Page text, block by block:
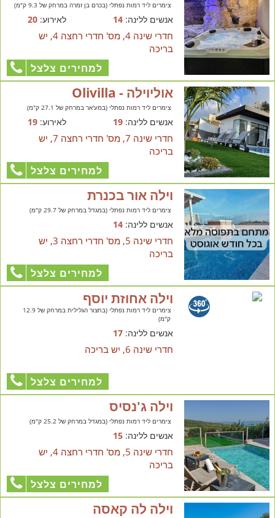
צימרים ליד רמות נפתלי (בכרם בן זמרה במרחק של 9.3 ק"מ)
אנשים ללינה:14 לאירוע:20
חדרי שינה 4, מס' חדרי רחצה 4, יש
בריכה
למחירים צלצל
אוליוילה - Olivilla
צימרים ליד רמות נפתלי (במע'אר במרחק של 27.1 ק"מ)
אנשים ללינה:19 לאירוע:19
חדרי שינה 7, מס' חדרי רחצה 7, יש
בריכה
למחירים צלצל
וילה אור בכנרת
צימרים ליד רמות נפתלי (במגדל במרחק של 29.7 ק"מ)
אנשים ללינה:14
חדרי שינה 5, מס' חדרי רחצה 3, יש
בריכה
למחירים צלצל
וילה אחוזת יוסף
צימרים ליד רמות נפתלי (בחצור הגלילית במרחק של 12.9
ק"מ)
אנשים ללינה:17
חדרי שינה 6, יש בריכה
למחירים צלצל
וילה ג'נסיס
צימרים ליד רמות נפתלי (במגדל במרחק של 25.2 ק"מ)
אנשים ללינה:15
חדרי שינה 5, מס' חדרי רחצה 4, יש
בריכה
למחירים צלצל
וילה לה קאסה